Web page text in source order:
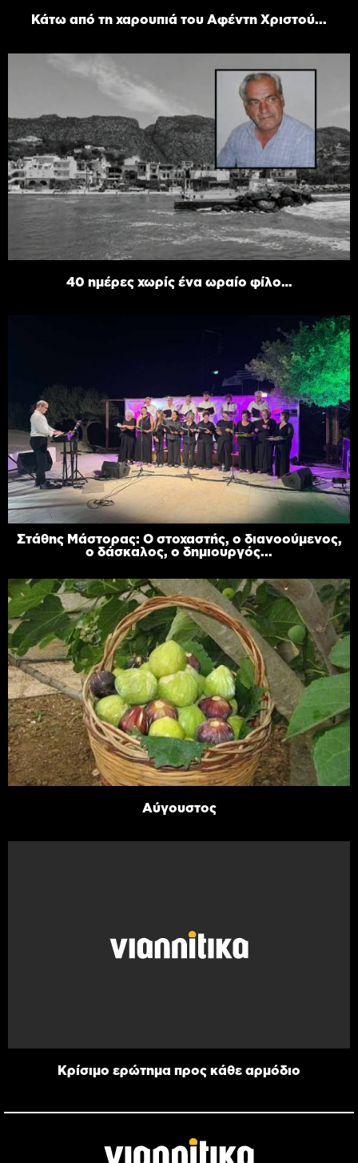
Κάτω από τη χαρουπιά του Αφέντη Χριστού...
40 ημέρες χωρίς ένα ωραίο φίλο…
Στάθης Μάστορας: Ο στοχαστής, ο διανοούμενος,
ο δάσκαλος, ο δημιουργός...
Αύγουστος
Κρίσιμο ερώτημα προς κάθε αρμόδιο